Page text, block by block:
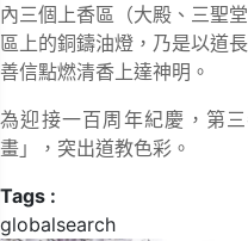
內三個上香區（大殿、三聖
區上的銅鑄油燈，乃是以道
善信點燃清香上達神明。
為迎接一百周年紀慶，第
畫」，突出道教色彩。
Tags :
globalsearch